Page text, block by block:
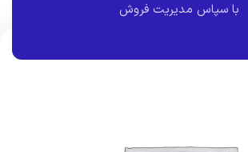
با سپاس مدیریت فروش